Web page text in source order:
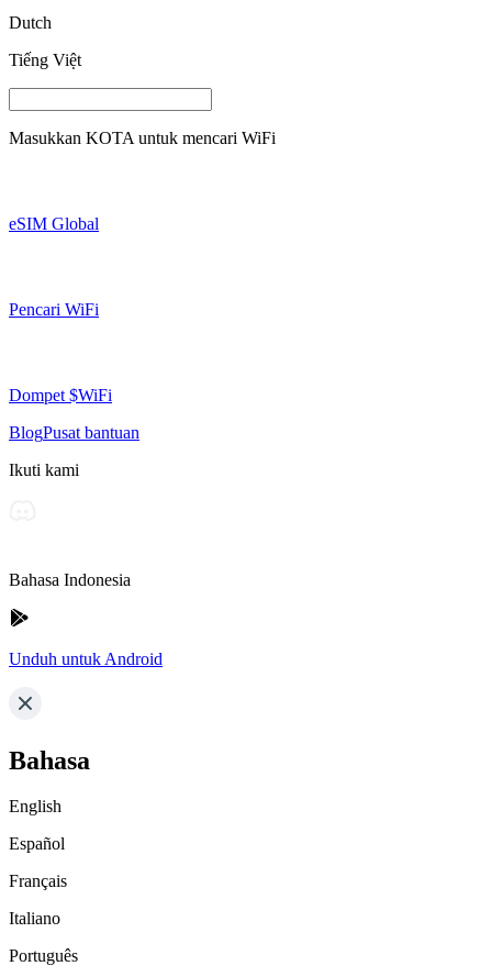
Dutch
Tiếng Việt
Masukkan KOTA untuk mencari WiFi
eSIM Global
Pencari WiFi
Dompet $WiFi
BlogPusat bantuan
Ikuti kami
Bahasa Indonesia
Unduh untuk Android
Bahasa
English
Español
Français
Italiano
Português